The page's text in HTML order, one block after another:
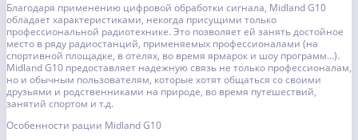
Благодаря применению цифровой обработки сигнала, Midland G10
обладает характеристиками, некогда присущими только
профессиональной радиотехнике. Это позволяет ей занять достойное
место в ряду радиостанций, применяемых профессионалами (на
спортивной площадке, в отелях, во время ярмарок и шоу программ...).
Midland G10 предоставляет надежную связь не только профессионалам,
но и обычным пользователям, которые хотят общаться со своими
друзьями и родственниками на природе, во время путешествий,
занятий спортом и т.д.
Особенности рации Midland G10